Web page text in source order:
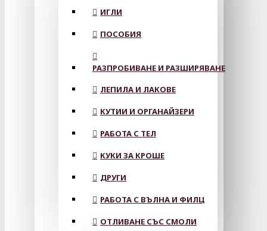
ИГЛИ
ПОСОБИЯ
РАЗПРОБИВАНЕ И РАЗШИРЯВАНЕ
ЛЕПИЛА И ЛАКОВЕ
КУТИИ И ОРГАНАЙЗЕРИ
РАБОТА С ТЕЛ
КУКИ ЗА КРОШЕ
ДРУГИ
РАБОТА С ВЪЛНА И ФИЛЦ
ОТЛИВАНЕ СЪС СМОЛИ